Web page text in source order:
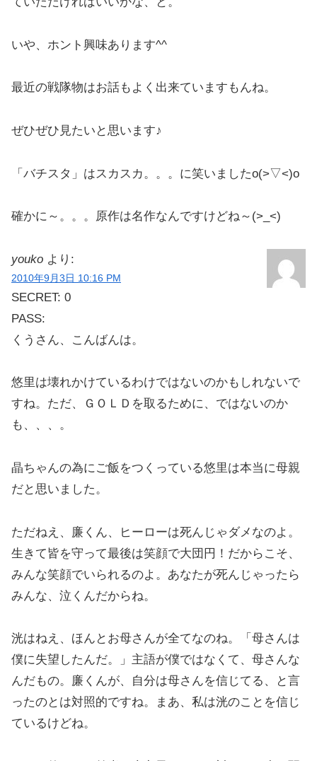
いや、ホント興味あります^^
最近の戦隊物はお話もよく出来ていますもんね。
ぜひぜひ見たいと思います♪
「バチスタ」はスカスカ。。。に笑いましたo(>▽<)o
確かに～。。。原作は名作なんですけどね～(>_<)
youko より:
2010年9月3日 10:16 PM
SECRET: 0
PASS:
くうさん、こんばんは。
悠里は壊れかけているわけではないのかもしれないで
すね。ただ、ＧＯＬＤを取るために、ではないのか
も、、、。
晶ちゃんの為にご飯をつくっている悠里は本当に母親
だと思いました。
ただねえ、廉くん、ヒーローは死んじゃダメなのよ。
生きて皆を守って最後は笑顔で大団円！だからこそ、
みんな笑顔でいられるのよ。あなたが死んじゃったら
みんな、泣くんだからね。
洸はねえ、ほんとお母さんが全てなのね。「母さんは
僕に失望したんだ。」主語が僕ではなくて、母さんな
んだもの。廉くんが、自分は母さんを信じてる、と言
ったのとは対照的ですね。まあ、私は洸のことを信じ
ているけどね。